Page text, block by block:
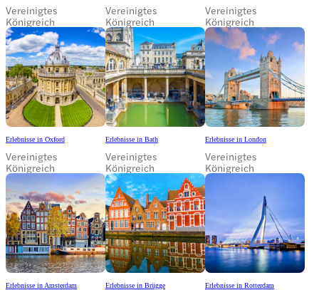
Vereinigtes
Königreich
Vereinigtes
Königreich
Vereinigtes
Königreich
Erlebnisse in Oxford
Vereinigtes
Königreich
Erlebnisse in Bath
Vereinigtes
Königreich
Erlebnisse in London
Vereinigtes
Königreich
Erlebnisse in Amsterdam Erlebnisse in Brügge Erlebnisse in Rotterdam